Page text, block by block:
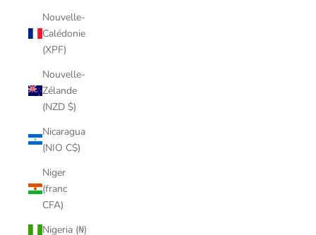
Nouvelle-
Calédonie
(XPF)
Nouvelle-
Zélande
(NZD $)
Nicaragua
(NIO C$)
Niger
(franc
CFA)
Nigeria (₦)